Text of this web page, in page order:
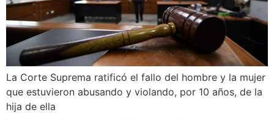
La Corte Suprema ratificó el fallo del hombre y la mujer
que estuvieron abusando y violando, por 10 años, de la
hija de ella